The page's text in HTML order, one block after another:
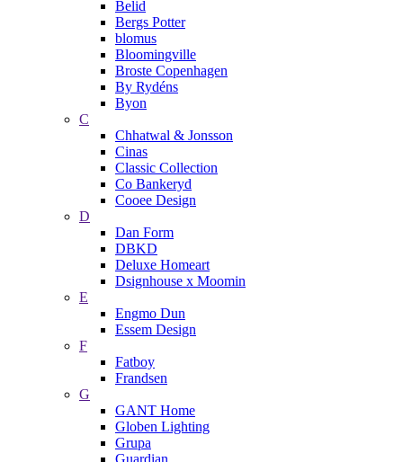
Belid
Bergs Potter
blomus
Bloomingville
Broste Copenhagen
By Rydéns
Byon
C
Chhatwal & Jonsson
Cinas
Classic Collection
Co Bankeryd
Cooee Design
D
Dan Form
DBKD
Deluxe Homeart
Dsignhouse x Moomin
E
Engmo Dun
Essem Design
F
Fatboy
Frandsen
G
GANT Home
Globen Lighting
Grupa
Guardian